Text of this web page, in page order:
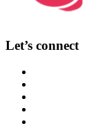
Let’s connect